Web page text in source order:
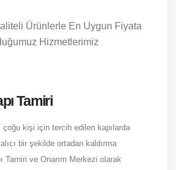
Ürünlerle En Uygun Fiyata
Hizmetlerimiz
Tamiri
çoğu kişi için tercih edilen kapılarda
bir şekilde ortadan kaldırma
Tamiri ve Onarım Merkezi olarak